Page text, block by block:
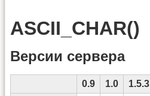
ASCII_CHAR()
Версии сервера
0.9 1.0 1.5.3